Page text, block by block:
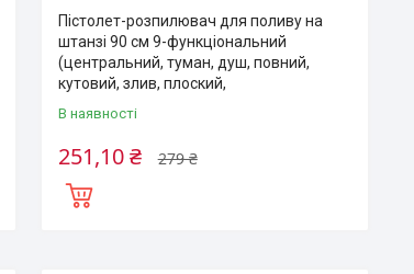
Пістолет-розпилювач для поливу на
штанзі 90 см 9-функціональний
(центральний, туман, душ, повний,
кутовий, злив, плоский,
В наявності
279 ₴
251,10 ₴